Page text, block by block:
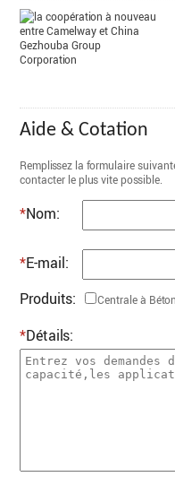
Aide & Cotation
Remplissez la formulaire
contacter le plus vite possible.
*Nom:
*E-mail:
Produits:
Centrale à Béton
*Détails: